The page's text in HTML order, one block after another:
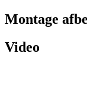
Montage
Video